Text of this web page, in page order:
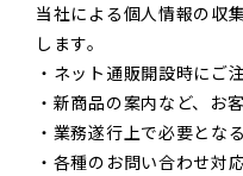
当社による個人情報の収
します。
・ネット通販開設時にご
・新商品の案内など、お
・業務遂行上で必要とな
・各種のお問い合わせ対